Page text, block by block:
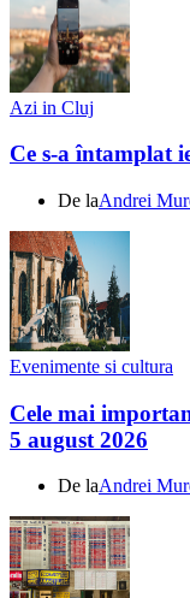
Azi in Cluj
Ce s-a întamplat
De laAndrei
Evenimente si cultura
Cele mai
5 august 2026
De laAndrei